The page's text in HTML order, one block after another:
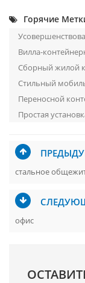
Горячие
Вилла-
Сборный жилой
Стильный
Переносной
Простая
стальное
офис